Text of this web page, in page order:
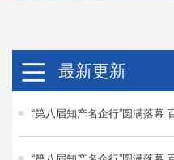
最新更新
“第八届知产名企行”圆满落幕